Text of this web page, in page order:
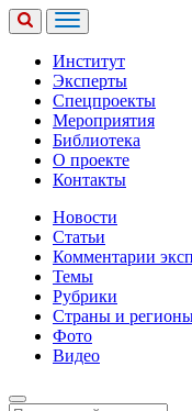
Институт
Эксперты
Спецпроекты
Мероприятия
Библиотека
О проекте
Контакты
Новости
Статьи
Комментарии
Темы
Рубрики
Страны и
Фото
Видео